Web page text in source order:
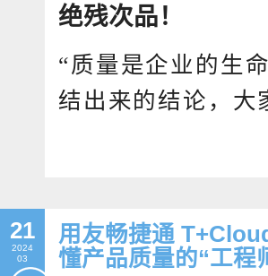
绝残次品！
“质量是企业的生
结出来的结论，大
21
2024
03
用友畅捷通
懂产品质量的“工程